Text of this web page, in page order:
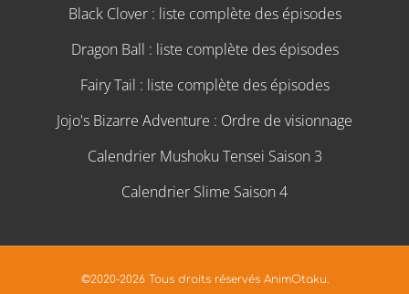
Black Clover : liste complète des épisodes
Dragon Ball : liste complète des épisodes
Fairy Tail : liste complète des épisodes
Jojo's Bizarre Adventure : Ordre de visionnage
Calendrier Mushoku Tensei Saison 3
Calendrier Slime Saison 4
©2020-2026 Tous droits réservés AnimOtaku.